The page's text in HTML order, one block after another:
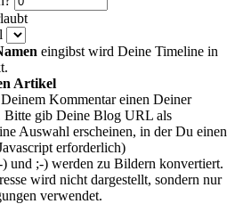
eingibst wird Deine Timeline in
Artikel
Kommentar einen Deiner
Bitte gib Deine Blog URL als
Auswahl erscheinen, in der Du einen
erforderlich)
und ;-) werden zu Bildern konvertiert.
wird nicht dargestellt, sondern nur
verwendet.